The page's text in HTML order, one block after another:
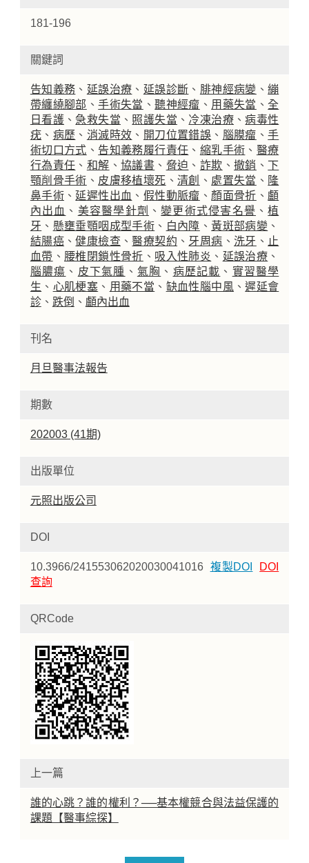
181-196
關鍵詞
告知義務 、 延誤治療 、 延誤診斷 、 腓神經病變 、繃
帶纏繞腳部 、手術失當 、聽神經瘤 、 用藥失當 、全
日看護 、急救失當 、 照護失當 、 冷凍治療 、病毒性
疣 、 病歷 、 消滅時效 、 開刀位置錯誤 、 腦膜瘤 、手
術切口方式 、 告知義務履行責任 、 縮乳手術 、 醫療
行為責任 、 和解 、協議書 、 脅迫 、 詐欺 、撤銷 、下
顎削骨手術 、 皮膚移植壞死 、清創 、 處置失當 、 隆
鼻手術 、 延遲性出血 、 假性動脈瘤 、 顏面骨折 、 顱
內出血 、 美容醫學針劑 、變更術式侵害名譽 、植
牙 、 懸壅垂顎咽成型手術 、 白內障 、 黃斑部病變 、
結腸癌 、健康檢查 、醫療契約 、 牙周病 、洗牙 、 止
血帶 、 腰椎閉鎖性骨折 、 吸入性肺炎 、 延誤治療 、
腦膿瘍 、 皮下氣腫 、 氣胸 、 病歷記載 、 實習醫學
生 、 心肌梗塞 、 用藥不當 、 缺血性腦中風 、遲延會
診、 跌倒 、 顱內出血
刊名
月旦醫事法報告
期數
202003 (41期)
出版單位
元照出版公司
DOI
10.3966/241553062020030041016 複製DOI
DOI
查詢
QRCode
上一篇
誰的心跳？誰的權利？──基本權競合與法益保護的
課題【醫事綜探】